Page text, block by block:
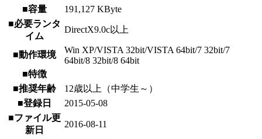
■容量
191,127 KByte
■必要ランタ
イム
DirectX9.0c以上
■動作環境
Win XP/VISTA 32bit/VISTA 64bit/7 32bit/7
64bit/8 32bit/8 64bit
■特徴
■推奨年齢
12歳以上（中学生～）
■登録日
2015-05-08
■ファイル更
新日
2016-08-11